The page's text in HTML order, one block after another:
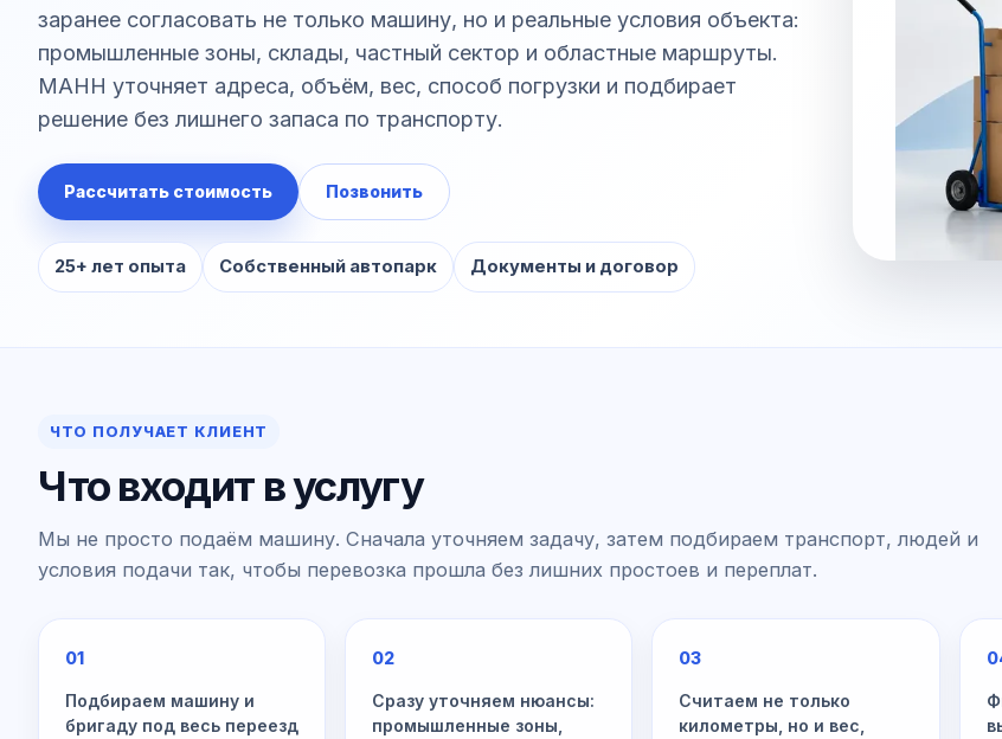
заранее согласовать не только машину, но и реальные условия объекта:
промышленные зоны, склады, частный сектор и областные маршруты.
МАНН уточняет адреса, объём, вес, способ погрузки и подбирает
решение без лишнего запаса по транспорту.
Рассчитать стоимость Позвонить
25+ лет опыта Собственный автопарк Документы и договор
ЧТО ПОЛУЧАЕТ КЛИЕНТ
Что входит в услугу
Мы не просто подаём машину. Сначала уточняем задачу, затем подбираем транспорт, людей и
условия подачи так, чтобы перевозка прошла без лишних простоев и переплат.
01
Подбираем машину и
бригаду под весь переезд
02
Сразу уточняем нюансы:
промышленные зоны,
03
Считаем не только
километры, но и вес,